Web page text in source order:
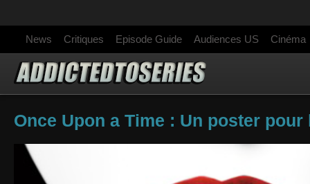
News Critiques Episode Guide Audiences US Cinéma
Once Upon a Time : Un poster pour